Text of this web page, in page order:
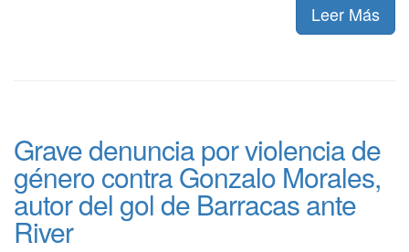
Leer Más
Grave denuncia por violencia de
género contra Gonzalo Morales,
autor del gol de Barracas ante
River